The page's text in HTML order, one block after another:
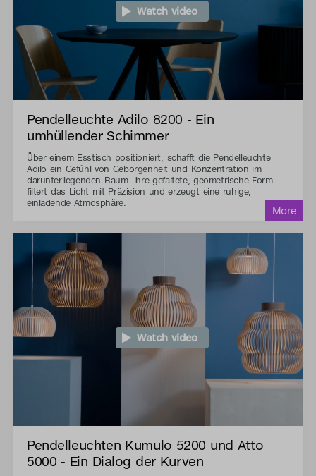
Watch video
Pendelleuchte Adilo 8200 - Ein
umhüllender Schimmer
Über einem Esstisch positioniert, schafft die Pendelleuchte
Adilo ein Gefühl von Geborgenheit und Konzentration im
darunterliegenden Raum. Ihre gefaltete, geometrische Form
filtert das Licht mit Präzision und erzeugt eine ruhige,
einladende Atmosphäre.
Watch video
Pendelleuchten Kumulo 5200 und Atto
5000 - Ein Dialog der Kurven